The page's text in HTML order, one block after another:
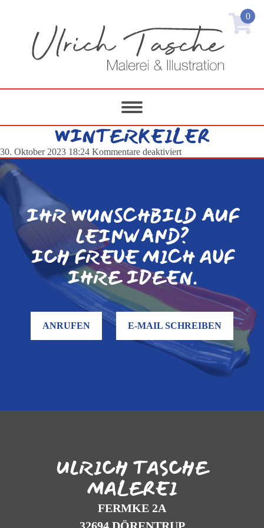
0
WINTERKEILER
30. Oktober 2023 18:24 Kommentare deaktiviertfür
Winterkeiler
IHR WUNSCHBILD AUF
LEINWAND?
ICH FREUE MICH AUF
IHRE IDEEN.
ANRUFEN E-MAIL SCHREIBEN
ULRICH TASCHE
MALEREI
FERMKE 2A